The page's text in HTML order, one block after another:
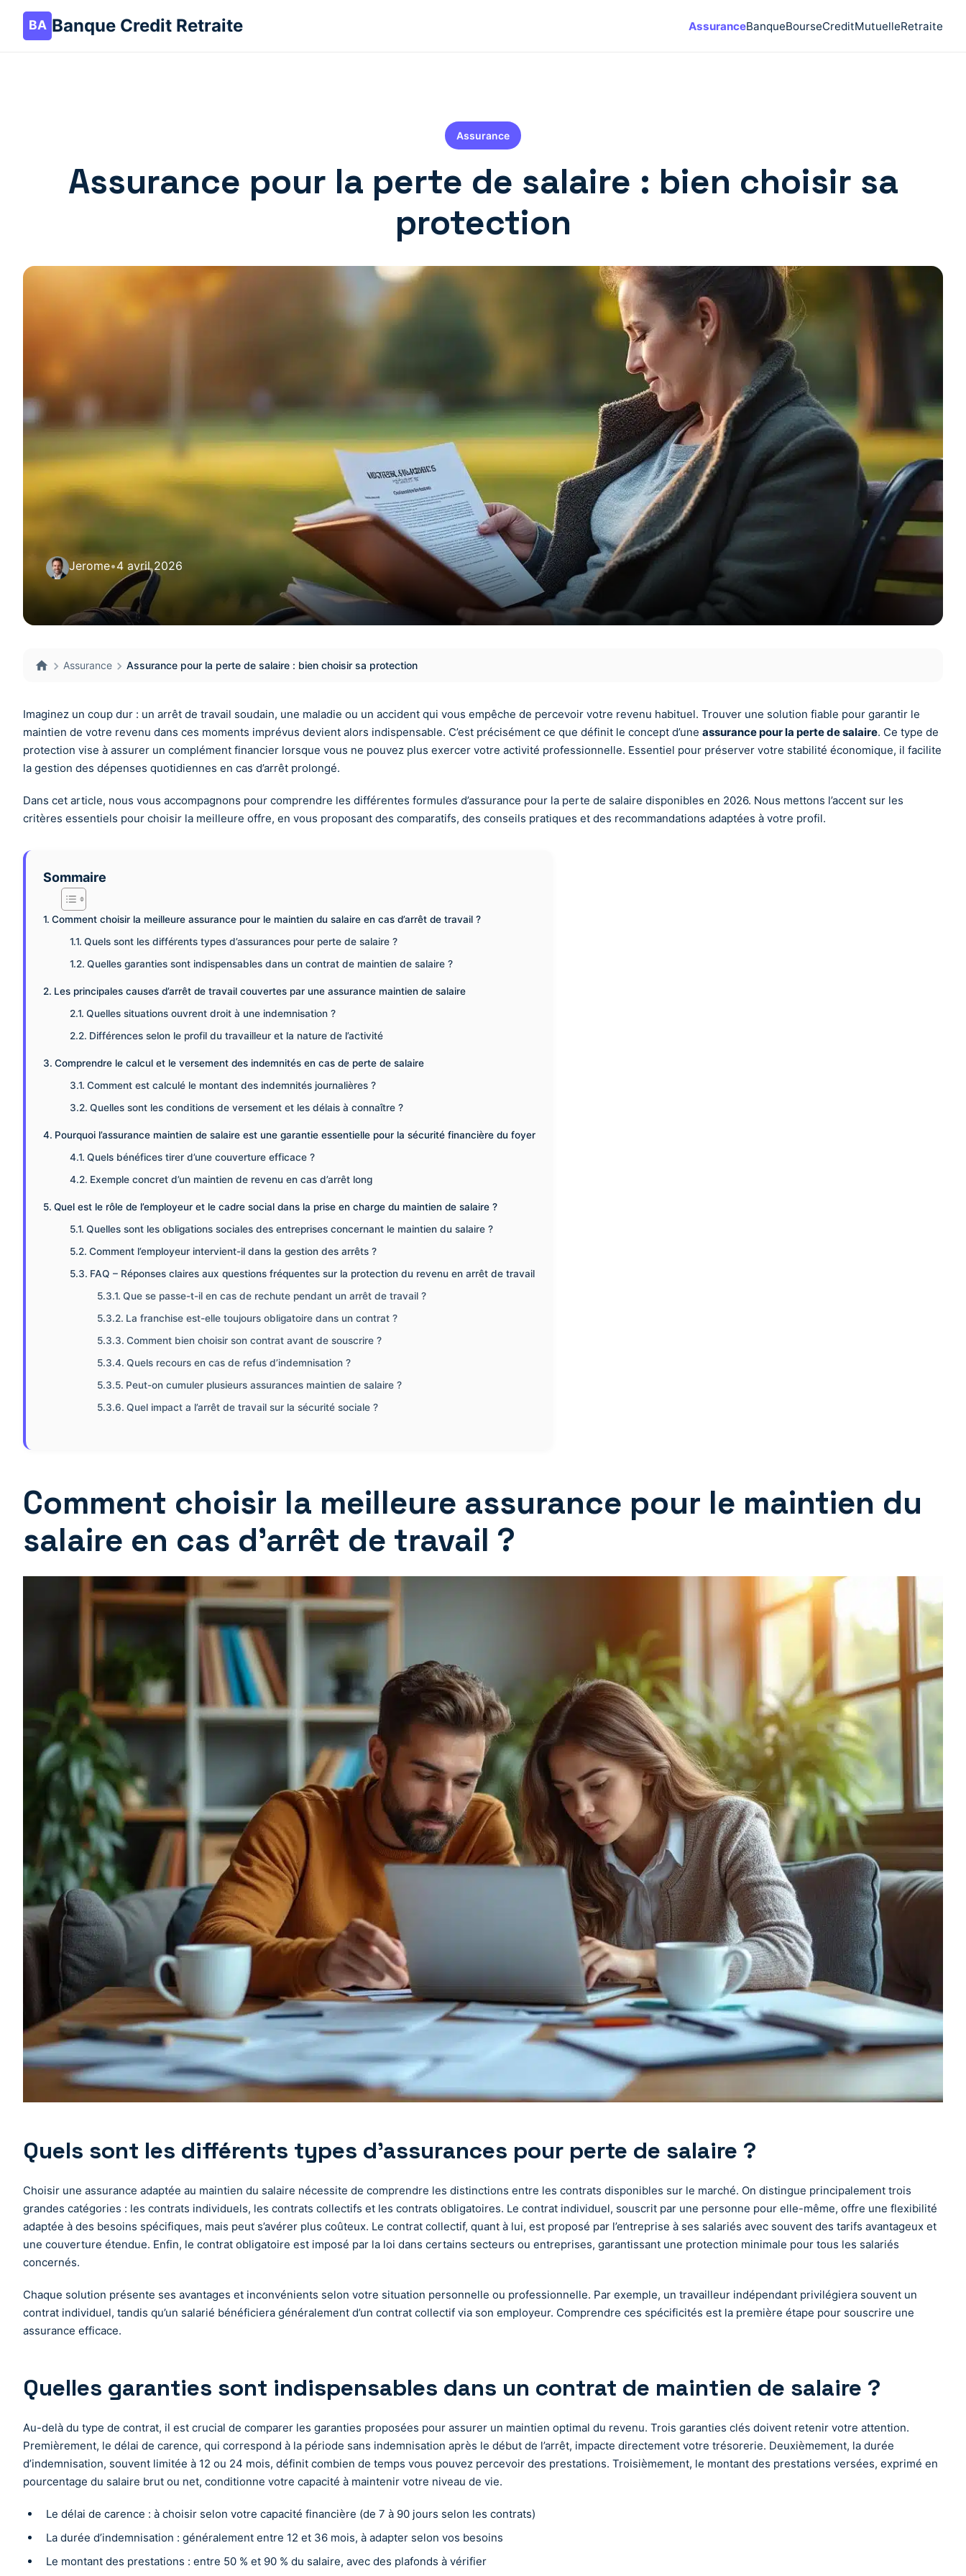
Banque Credit Retraite AssuranceBanqueBourseCreditMutuelleRetraite
Assurance
Assurance pour la perte de salaire : bien choisir sa
protection
Jerome•4 avril 2026
Assurance Assurance pour la perte de salaire : bien choisir sa protection
Imaginez un coup dur : un arrêt de travail soudain, une maladie ou un accident qui vous empêche de percevoir votre revenu habituel. Trouver une solution fiable pour garantir le
maintien de votre revenu dans ces moments imprévus devient alors indispensable. C’est précisément ce que définit le concept d’une assurance pour la perte de salaire. Ce type de
protection vise à assurer un complément financier lorsque vous ne pouvez plus exercer votre activité professionnelle. Essentiel pour préserver votre stabilité économique, il facilite
la gestion des dépenses quotidiennes en cas d’arrêt prolongé.
Dans cet article, nous vous accompagnons pour comprendre les différentes formules d’assurance pour la perte de salaire disponibles en 2026. Nous mettons l’accent sur les
critères essentiels pour choisir la meilleure offre, en vous proposant des comparatifs, des conseils pratiques et des recommandations adaptées à votre profil.
Sommaire
Comment choisir la meilleure assurance pour le maintien du salaire en cas d’arrêt de travail ?
Quels sont les différents types d’assurances pour perte de salaire ?
Quelles garanties sont indispensables dans un contrat de maintien de salaire ?
Les principales causes d’arrêt de travail couvertes par une assurance maintien de salaire
Quelles situations ouvrent droit à une indemnisation ?
Différences selon le profil du travailleur et la nature de l’activité
Comprendre le calcul et le versement des indemnités en cas de perte de salaire
Comment est calculé le montant des indemnités journalières ?
Quelles sont les conditions de versement et les délais à connaître ?
Pourquoi l’assurance maintien de salaire est une garantie essentielle pour la sécurité financière du foyer
Quels bénéfices tirer d’une couverture efficace ?
Exemple concret d’un maintien de revenu en cas d’arrêt long
Quel est le rôle de l’employeur et le cadre social dans la prise en charge du maintien de salaire ?
Quelles sont les obligations sociales des entreprises concernant le maintien du salaire ?
Comment l’employeur intervient-il dans la gestion des arrêts ?
FAQ – Réponses claires aux questions fréquentes sur la protection du revenu en arrêt de travail
Que se passe-t-il en cas de rechute pendant un arrêt de travail ?
La franchise est-elle toujours obligatoire dans un contrat ?
Comment bien choisir son contrat avant de souscrire ?
Quels recours en cas de refus d’indemnisation ?
Peut-on cumuler plusieurs assurances maintien de salaire ?
Quel impact a l’arrêt de travail sur la sécurité sociale ?
Comment choisir la meilleure assurance pour le maintien du
salaire en cas d’arrêt de travail ?
Quels sont les différents types d’assurances pour perte de salaire ?
Choisir une assurance adaptée au maintien du salaire nécessite de comprendre les distinctions entre les contrats disponibles sur le marché. On distingue principalement trois
grandes catégories : les contrats individuels, les contrats collectifs et les contrats obligatoires. Le contrat individuel, souscrit par une personne pour elle-même, offre une flexibilité
adaptée à des besoins spécifiques, mais peut s’avérer plus coûteux. Le contrat collectif, quant à lui, est proposé par l’entreprise à ses salariés avec souvent des tarifs avantageux et
une couverture étendue. Enfin, le contrat obligatoire est imposé par la loi dans certains secteurs ou entreprises, garantissant une protection minimale pour tous les salariés
concernés.
Chaque solution présente ses avantages et inconvénients selon votre situation personnelle ou professionnelle. Par exemple, un travailleur indépendant privilégiera souvent un
contrat individuel, tandis qu’un salarié bénéficiera généralement d’un contrat collectif via son employeur. Comprendre ces spécificités est la première étape pour souscrire une
assurance efficace.
Quelles garanties sont indispensables dans un contrat de maintien de salaire ?
Au-delà du type de contrat, il est crucial de comparer les garanties proposées pour assurer un maintien optimal du revenu. Trois garanties clés doivent retenir votre attention.
Premièrement, le délai de carence, qui correspond à la période sans indemnisation après le début de l’arrêt, impacte directement votre trésorerie. Deuxièmement, la durée
d’indemnisation, souvent limitée à 12 ou 24 mois, définit combien de temps vous pouvez percevoir des prestations. Troisièmement, le montant des prestations versées, exprimé en
pourcentage du salaire brut ou net, conditionne votre capacité à maintenir votre niveau de vie.
Le délai de carence : à choisir selon votre capacité financière (de 7 à 90 jours selon les contrats)
La durée d’indemnisation : généralement entre 12 et 36 mois, à adapter selon vos besoins
Le montant des prestations : entre 50 % et 90 % du salaire, avec des plafonds à vérifier